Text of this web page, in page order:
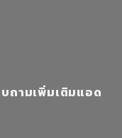
ถามเพิ่มเติมแอด